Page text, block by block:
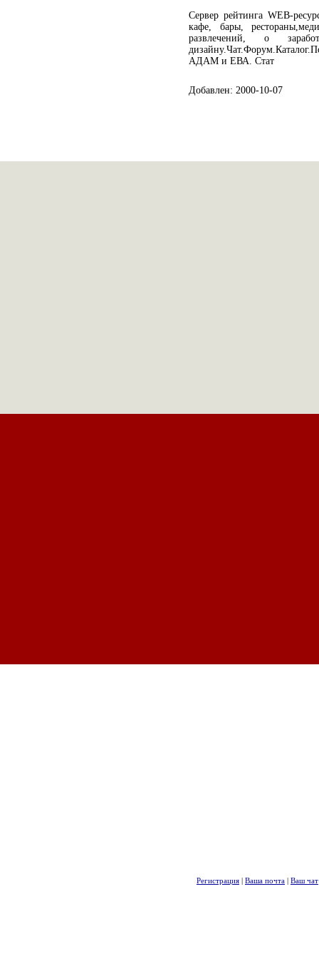
Сервер рейтинга WEB-
кафе, бары,
развлечений, о
АДАМ и ЕВА. Стат
Добавлен: 2000-10-07
Регистрация | Ваша почта | Ваш чат